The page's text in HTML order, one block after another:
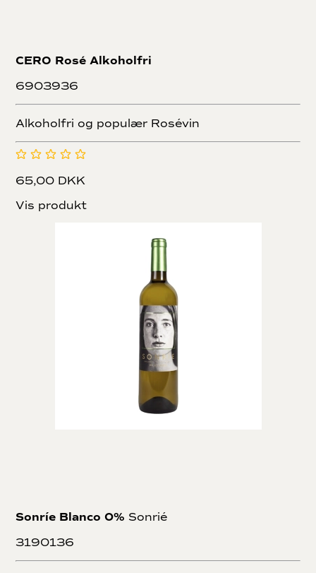
CERO Rosé Alkoholfri
6903936
Alkoholfri og populær Rosévin
65,00 DKK
Vis produkt
Sonríe Blanco 0% Sonrié
3190136